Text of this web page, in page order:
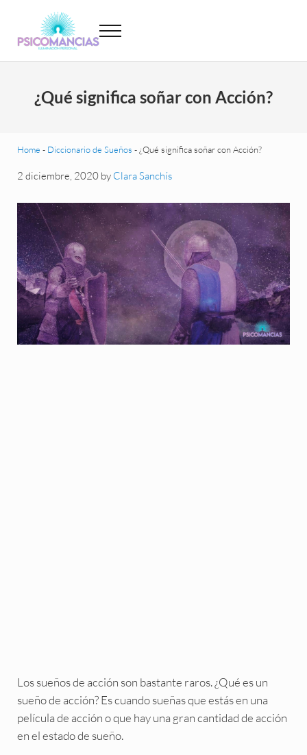
Psicomancias
Menu
¿Qué significa soñar con Acción?
Home - Diccionario de Sueños -¿Qué significa soñar con Acción?
2 diciembre, 2020 by Clara Sanchís
Los sueños de acción son bastante raros. ¿Qué es un
sueño de acción? Es cuando sueñas que estás en una
película de acción o que hay una gran cantidad de acción
en el estado de sueño.